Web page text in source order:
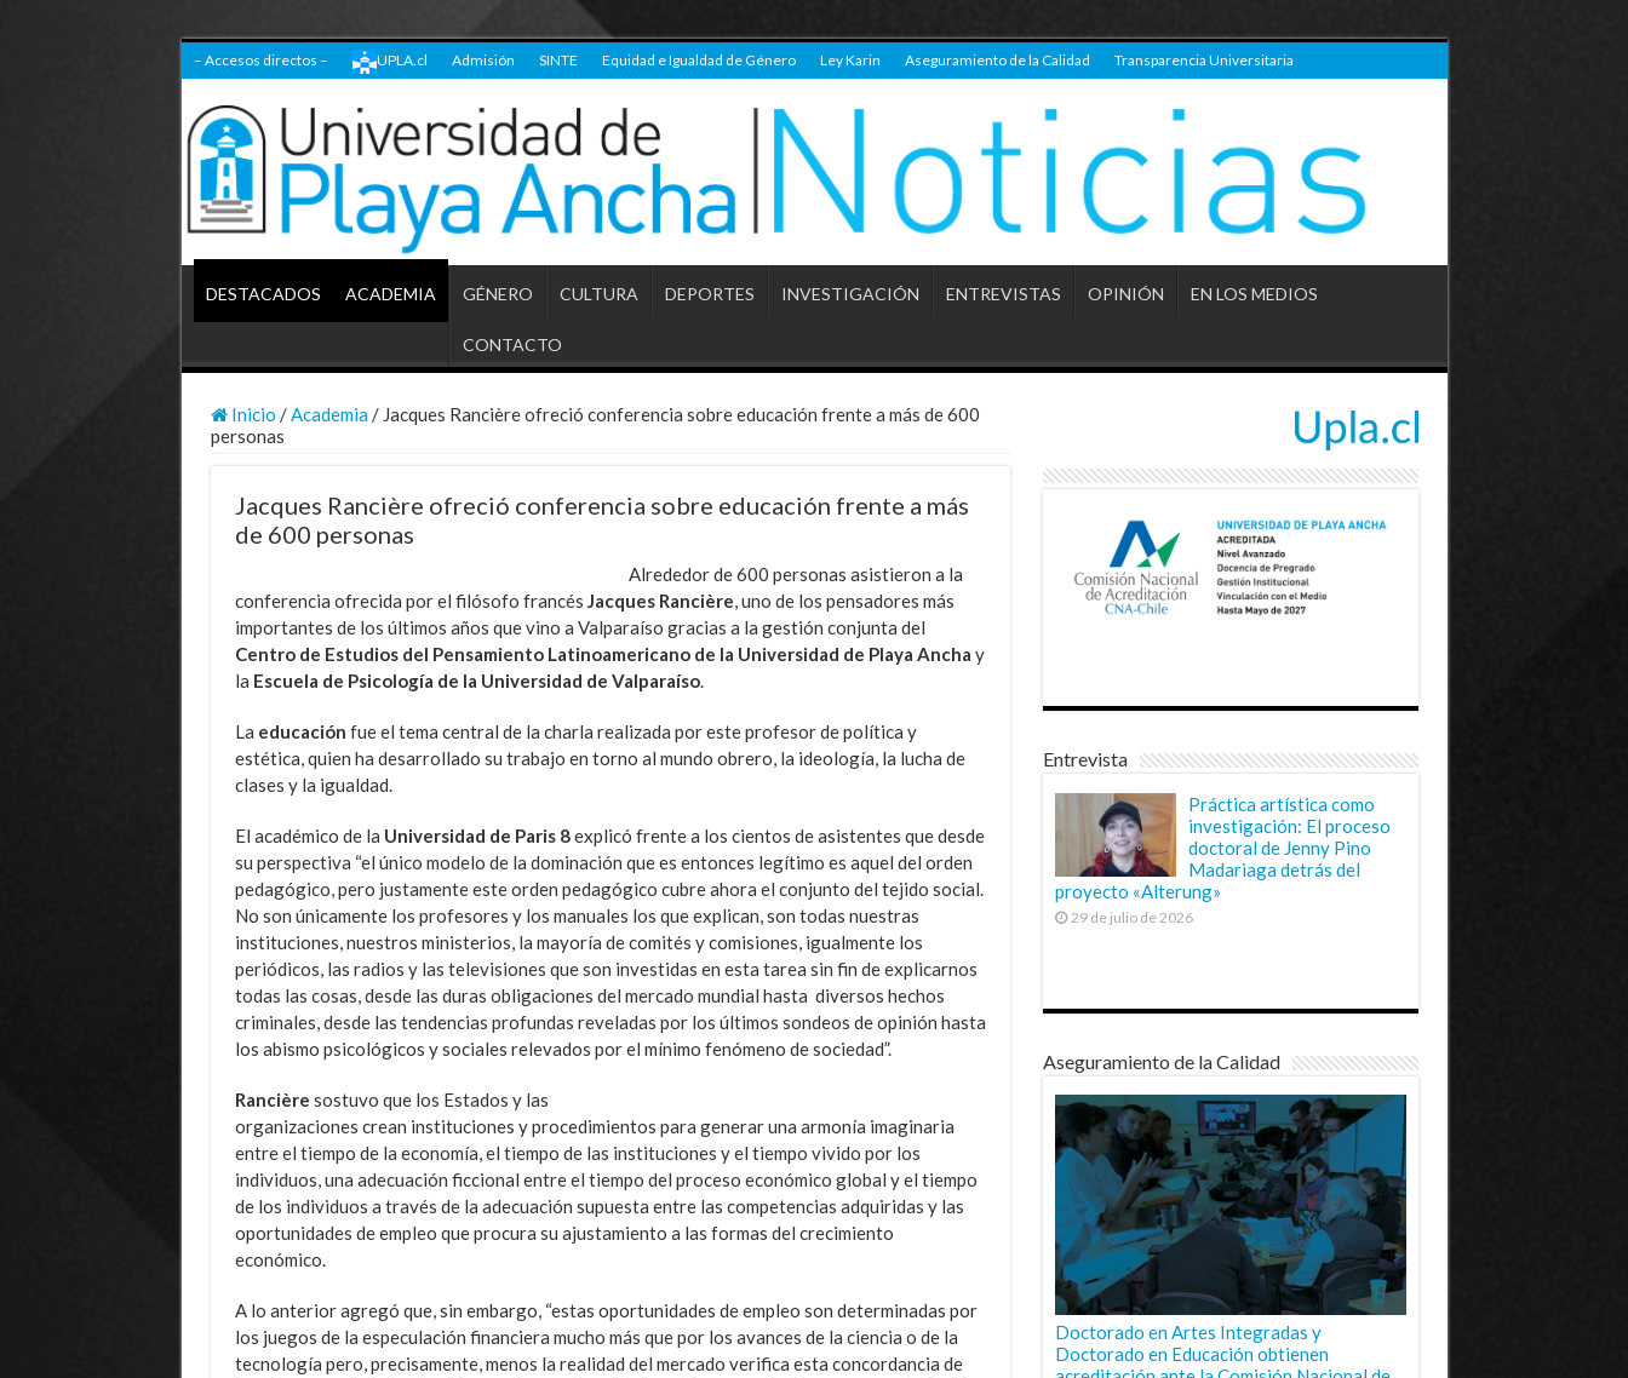
– Accesos directos – UPLA.cl Admisión SINTE Equidad e Igualdad de Género Ley Karin Aseguramiento de la Calidad Transparencia Universitaria
DESTACADOS ACADEMIA GÉNERO CULTURA DEPORTES INVESTIGACIÓN ENTREVISTAS OPINIÓN EN LOS MEDIOS
CONTACTO
Inicio / Academia / Jacques Rancière ofreció conferencia sobre educación frente a más de 600
personas
Jacques Rancière ofreció conferencia sobre educación frente a más
de 600 personas
Alrededor de 600 personas asistieron a la
conferencia ofrecida por el filósofo francés Jacques Rancière , uno de los pensadores más
importantes de los últimos años que vino a Valparaíso gracias a la gestión conjunta del
Centro de Estudios del Pensamiento Latinoamericano de la Universidad de Playa Ancha y
la Escuela de Psicología de la Universidad de Valparaíso.
La educación fue el tema central de la charla realizada por este profesor de política y
estética, quien ha desarrollado su trabajo en torno al mundo obrero, la ideología, la lucha de
clases y la igualdad.
El académico de la Universidad de Paris 8explicó frente a los cientos de asistentes que desde
su perspectiva “el único modelo de la dominación que es entonces legítimo es aquel del orden
pedagógico, pero justamente este orden pedagógico cubre ahora el conjunto del tejido social.
No son únicamente los profesores y los manuales los que explican, son todas nuestras
instituciones, nuestros ministerios, la mayoría de comités y comisiones, igualmente los
periódicos, las radios y las televisiones que son investidas en esta tarea sin fin de explicarnos
todas las cosas, desde las duras obligaciones del mercado mundial hasta diversos hechos
criminales, desde las tendencias profundas reveladas por los últimos sondeos de opinión hasta
los abismo psicológicos y sociales relevados por el mínimo fenómeno de sociedad”.
Rancière sostuvo que los Estados y las
organizaciones crean instituciones y procedimientos para generar una armonía imaginaria
entre el tiempo de la economía, el tiempo de las instituciones y el tiempo vivido por los
individuos, una adecuación ficcional entre el tiempo del proceso económico global y el tiempo
de los individuos a través de la adecuación supuesta entre las competencias adquiridas y las
oportunidades de empleo que procura su ajustamiento a las formas del crecimiento
económico.
A lo anterior agregó que, sin embargo, “estas oportunidades de empleo son determinadas por
los juegos de la especulación financiera mucho más que por los avances de la ciencia o de la
tecnología pero, precisamente, menos la realidad del mercado verifica esta concordancia de
Entrevista
Práctica artística como
investigación: El proceso
doctoral de Jenny Pino
Madariaga detrás del
proyecto «Alterung»
29 de julio de 2026
Aseguramiento de la Calidad
Doctorado en Artes Integradas y
Doctorado en Educación obtienen